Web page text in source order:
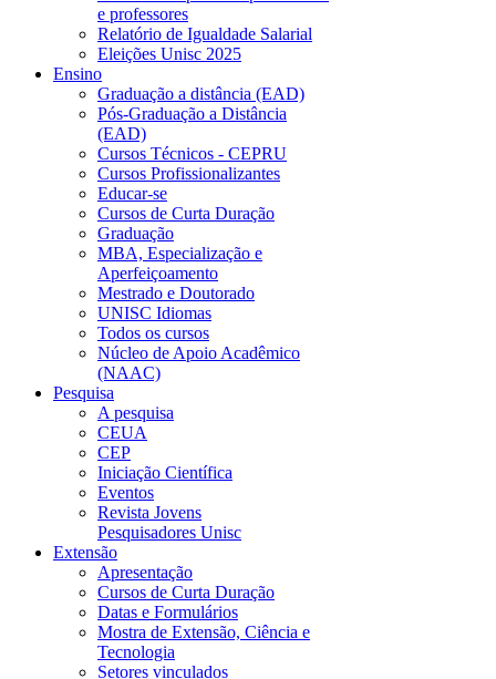
e professores
Relatório de Igualdade Salarial
Eleições Unisc 2025
Ensino
Graduação a distância (EAD)
Pós-Graduação a Distância
(EAD)
Cursos Técnicos - CEPRU
Cursos Profissionalizantes
Educar-se
Cursos de Curta Duração
Graduação
MBA, Especialização e
Aperfeiçoamento
Mestrado e Doutorado
UNISC Idiomas
Todos os cursos
Núcleo de Apoio Acadêmico
(NAAC)
Pesquisa
A pesquisa
CEUA
CEP
Iniciação Científica
Eventos
Revista Jovens
Pesquisadores Unisc
Extensão
Apresentação
Cursos de Curta Duração
Datas e Formulários
Mostra de Extensão, Ciência e
Tecnologia
Setores vinculados